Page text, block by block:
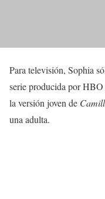
Para televisión, Sophia
serie producida por
la versión joven de
una adulta.